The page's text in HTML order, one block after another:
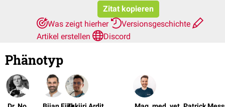
Zitat kopieren
Was zeigt hierher
Versionsgeschichte
Artikel erstellen
Discord
Phänotyp